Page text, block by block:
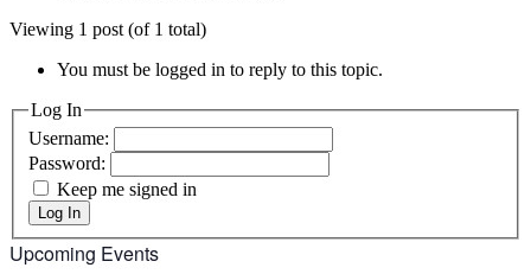
Viewing 1 post (of 1 total)
You must be logged in to reply to this topic.
Log In
Username:
Password:
Keep me signed in
Log In
Upcoming Events